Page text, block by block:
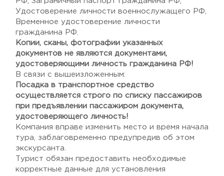
Удостоверение личности военнослужащего РФ,
Временное удостоверение личности
гражданина РФ.
Копии, сканы, фотографии указанных
документов не являются документами,
удостоверяющими личность гражданина РФ!
В связи с вышеизложенным:
Посадка в транспортное средство
осуществляется строго по списку пассажиров
при предъявлении пассажиром документа,
удостоверяющего личность!
Компания вправе изменить место и время начала
тура, заблаговременно предупредив об этом
экскурсанта.
Турист обязан предоставить необходимые
корректные данные для установления